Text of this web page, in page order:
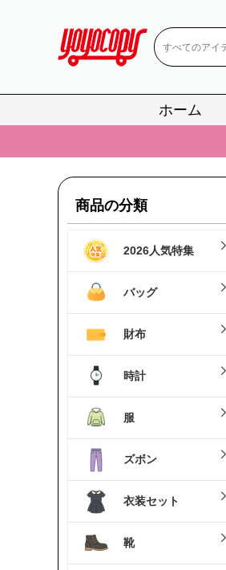
ホーム
商品の分類
2026人気特集
バッグ
財布
時計
服
ズボン
衣装セット
靴